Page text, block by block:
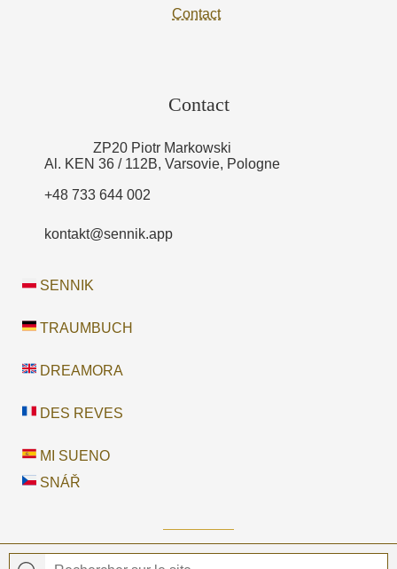
Contact
Contact
ZP20 Piotr Markowski
Al. KEN 36 / 112B, Varsovie, Pologne
+48 733 644 002
kontakt@sennik.app
SENNIK
TRAUMBUCH
DREAMORA
DES REVES
MI SUENO
SNÁŘ